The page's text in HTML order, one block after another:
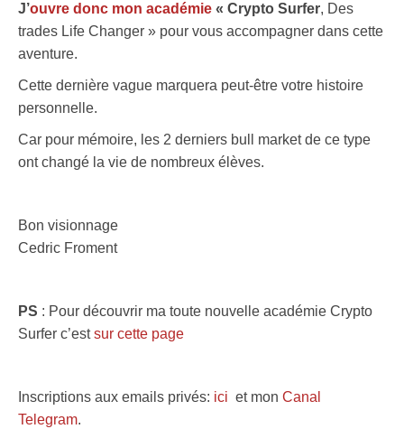
J’ouvre donc mon académie « Crypto Surfer, Des
trades Life Changer » pour vous accompagner dans cette
aventure.
Cette dernière vague marquera peut-être votre histoire
personnelle.
Car pour mémoire, les 2 derniers bull market de ce type
ont changé la vie de nombreux élèves.
Bon visionnage
Cedric Froment
PS : Pour découvrir ma toute nouvelle académie Crypto
Surfer c’estsur cette page
Inscriptions aux emails privés: ici et mon Canal
Telegram.